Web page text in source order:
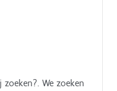
We zoeken